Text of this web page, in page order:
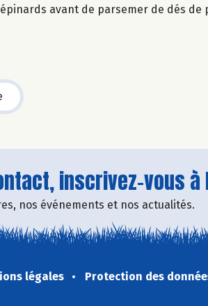
avant de parsemer de dés de
inscrivez-vous
nos événements et nos actualités.
légales Protection des